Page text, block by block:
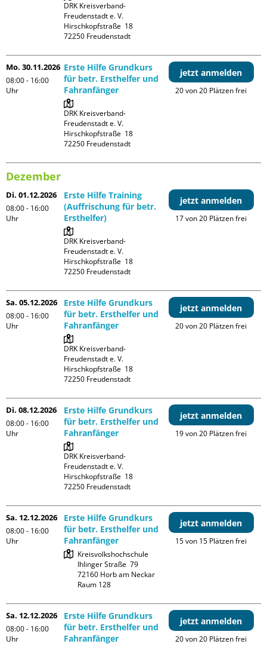
DRK Kreisverband-
Freudenstadt e. V.
Hirschkopfstraße  18
Mo. 30.11.2026
08:00 - 16:00
Uhr
Erste Hilfe Grundkurs
für betr. Ersthelfer und
Fahranfänger
DRK Kreisverband-
Freudenstadt e. V.
Hirschkopfstraße  18
jetzt anmelden
20 von 20 Plätzen frei
Dezember
Di. 01.12.2026
08:00 - 16:00
Uhr
Erste Hilfe Training
(Auffrischung für betr.
Ersthelfer)
DRK Kreisverband-
Freudenstadt e. V.
Hirschkopfstraße  18
jetzt anmelden
17 von 20 Plätzen frei
Sa. 05.12.2026
08:00 - 16:00
Uhr
Erste Hilfe Grundkurs
für betr. Ersthelfer und
Fahranfänger
DRK Kreisverband-
Freudenstadt e. V.
Hirschkopfstraße  18
jetzt anmelden
20 von 20 Plätzen frei
Di. 08.12.2026
08:00 - 16:00
Uhr
Erste Hilfe Grundkurs
für betr. Ersthelfer und
Fahranfänger
DRK Kreisverband-
Freudenstadt e. V.
Hirschkopfstraße  18
jetzt anmelden
19 von 20 Plätzen frei
Sa. 12.12.2026
08:00 - 16:00
Uhr
Erste Hilfe Grundkurs
für betr. Ersthelfer und
Fahranfänger
Kreisvolkshochschule
Ihlinger Straße  79
72160 Horb am Neckar
Raum 128
jetzt anmelden
15 von 15 Plätzen frei
Sa. 12.12.2026
08:00 - 16:00
Uhr
Erste Hilfe Grundkurs
für betr. Ersthelfer und
Fahranfänger
jetzt anmelden
20 von 20 Plätzen frei